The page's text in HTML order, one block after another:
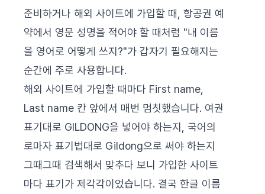
준비하거나 해외 사이트에 가입할 때, 항공권 예
약에서 영문 성명을 적어야 할 때처럼 "내 이름
을 영어로 어떻게 쓰지?"가 갑자기 필요해지는
순간에 주로 사용합니다.
해외 사이트에 가입할 때마다 First name,
Last name 칸 앞에서 매번 멈칫했습니다. 여권
표기대로 GILDONG을 넣어야 하는지, 국어의
로마자 표기법대로 Gildong으로 써야 하는지
그때그때 검색해서 맞추다 보니 가입한 사이트
마다 표기가 제각각이었습니다. 결국 한글 이름